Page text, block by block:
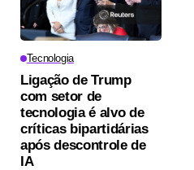
Tecnologia
Ligação de Trump
com setor de
tecnologia é alvo de
críticas bipartidárias
após descontrole de
IA